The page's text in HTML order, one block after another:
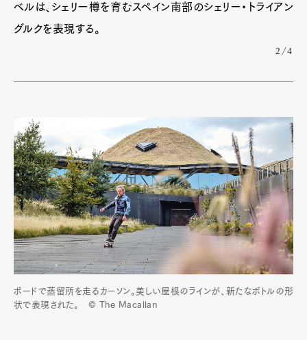
ベルは、シェリー樽を育むスペイン南部のシェリー・トライアン
グルクを表現する。
2/4
ボードで蒸留所を走るカーソン。美しい屋根のラインが、新たなボトルの形
状で表現された。 © The Macallan